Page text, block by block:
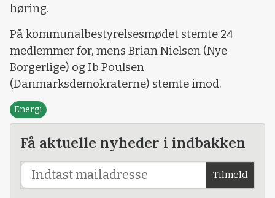
høring.
På kommunalbestyrelsesmødet stemte 24
medlemmer for, mens Brian Nielsen (Nye
Borgerlige) og Ib Poulsen
(Danmarksdemokraterne) stemte imod.
Energi
Få aktuelle nyheder i indbakken
Tilmeld